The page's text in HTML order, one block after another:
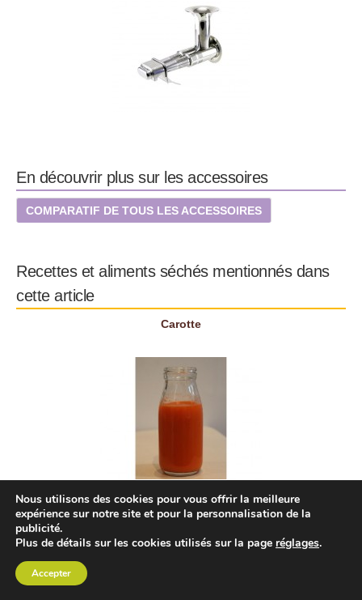
En découvrir plus sur les accessoires
COMPARATIF DE TOUS LES ACCESSOIRES
Recettes et aliments séchés mentionnés dans
cette article
Carotte
Pomme
Nous utilisons des cookies pour vous offrir la meilleure
expérience sur notre site et pour la personnalisation de la
publicité.
Plus de détails sur les cookies utilisés sur la page réglages.
Accepter